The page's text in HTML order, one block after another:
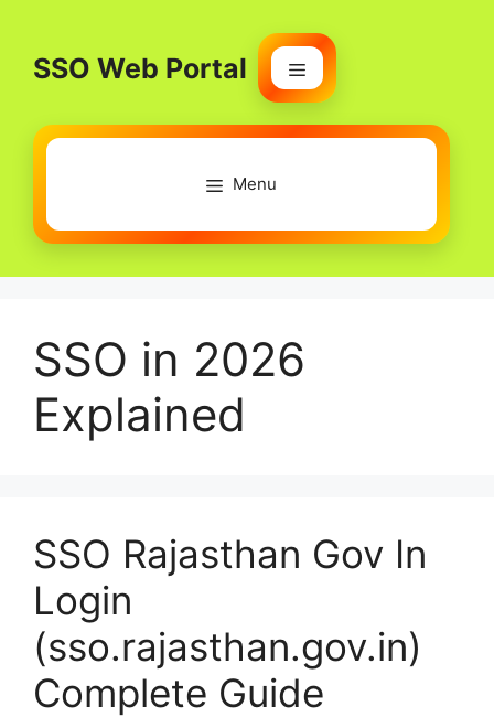
contentSSO Web Portal
Menu
Menu
SSO in 2026
Explained
SSO Rajasthan Gov In
Login
(sso.rajasthan.gov.in)
Complete Guide